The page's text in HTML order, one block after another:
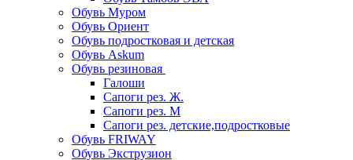
Обувь Муром
Обувь Ориент
Обувь подростковая и детская
Обувь Askum
Обувь резиновая
Галоши
Сапоги рез. Ж.
Сапоги рез. М
Сапоги рез. детские,подростковые
Обувь FRIWAY
Обувь Экструзион